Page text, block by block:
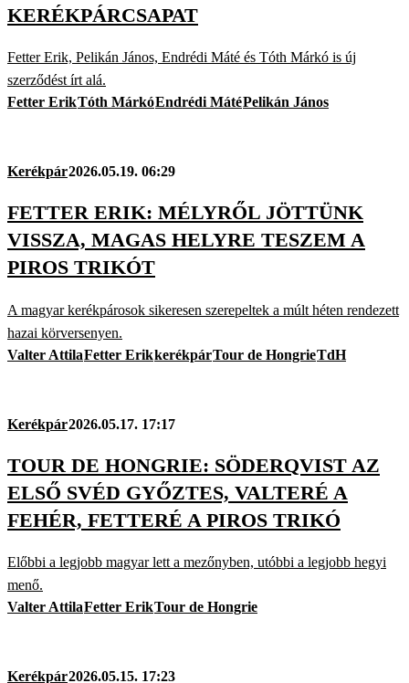
KERÉKPÁRCSAPAT
Fetter Erik, Pelikán János, Endrédi Máté és Tóth Márkó is új
szerződést írt alá.
Fetter ErikTóth MárkóEndrédi MátéPelikán János
Kerékpár2026.05.19. 06:29
FETTER ERIK: MÉLYRŐL JÖTTÜNK
VISSZA, MAGAS HELYRE TESZEM A
PIROS TRIKÓT
A magyar kerékpárosok sikeresen szerepeltek a múlt héten rendezett
hazai körversenyen.
Valter AttilaFetter ErikkerékpárTour de HongrieTdH
Kerékpár2026.05.17. 17:17
TOUR DE HONGRIE: SÖDERQVIST AZ
ELSŐ SVÉD GYŐZTES, VALTERÉ A
FEHÉR, FETTERÉ A PIROS TRIKÓ
Előbbi a legjobb magyar lett a mezőnyben, utóbbi a legjobb hegyi
menő.
Valter AttilaFetter ErikTour de Hongrie
Kerékpár2026.05.15. 17:23